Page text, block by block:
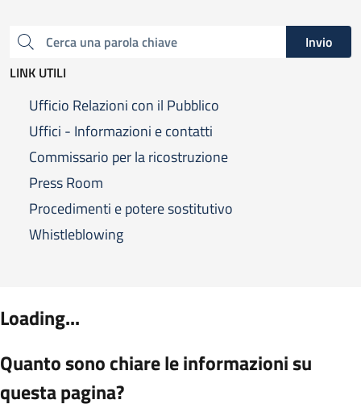
Cerca una parola chiave
Invio
LINK UTILI
Ufficio Relazioni con il Pubblico
Uffici - Informazioni e contatti
Commissario per la ricostruzione
Press Room
Procedimenti e potere sostitutivo
Whistleblowing